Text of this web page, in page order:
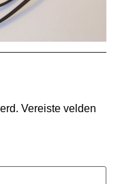
Vereiste velden